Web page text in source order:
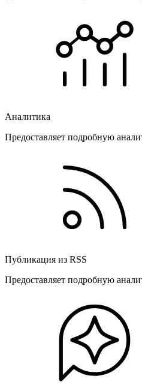
Аналитика
Предоставляет подробную
Публикация из RSS
Предоставляет подробную